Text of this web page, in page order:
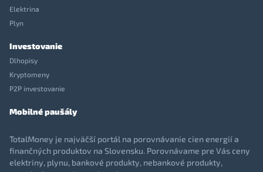
Elektrina
Plyn
Investovanie
Dlhopisy
Kryptomeny
P2P investovanie
Mobilné paušály
TotalMoney je najväčší portál na porovnávanie cien energií a
finančných produktov na Slovensku. Porovnávame pre Vás ceny
elektriny, plynu, bankové produkty, nebankové produkty,